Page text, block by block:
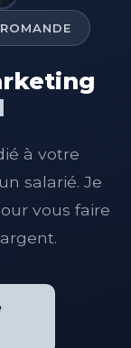
à votre
salarié. Je
vous faire